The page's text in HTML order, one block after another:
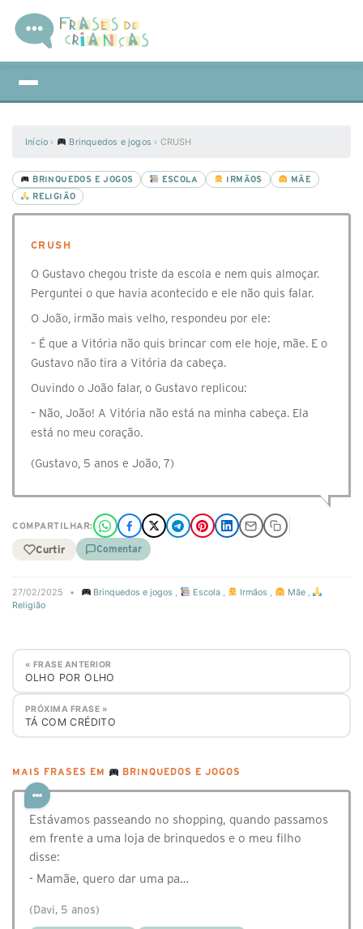
Início › Brinquedos e jogos › CRUSH
BRINQUEDOS E JOGOS ESCOLA IRMÃOS
MÃE
RELIGIÃO
CRUSH
O Gustavo chegou triste da escola e nem quis almoçar.
Perguntei o que havia acontecido e ele não quis falar.
O João, irmão mais velho, respondeu por ele:
– É que a Vitória não quis brincar com ele hoje, mãe. E o
Gustavo não tira a Vitória da cabeça.
Ouvindo o João falar, o Gustavo replicou:
– Não, João! A Vitória não está na minha cabeça. Ela
está no meu coração.
(Gustavo, 5 anos e João, 7)
COMPARTILHAR:
Curtir Comentar
27/02/2025 • Brinquedos e jogos , Escola, Irmãos , Mãe,
Religião
« FRASE ANTERIOR
OLHO POR OLHO
PRÓXIMA FRASE »
TÁ COM CRÉDITO
MAIS FRASES EM BRINQUEDOS E JOGOS
Estávamos passeando no shopping, quando passamos
em frente a uma loja de brinquedos e o meu filho
disse:
- Mamãe, quero dar uma pa…
(Davi, 5 anos)